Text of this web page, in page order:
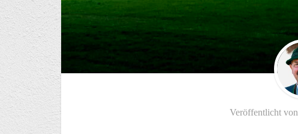
Veröffentlicht von